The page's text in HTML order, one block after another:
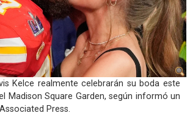
Kelce realmente celebrarán su boda este
Madison Square Garden, según informó un
Press.